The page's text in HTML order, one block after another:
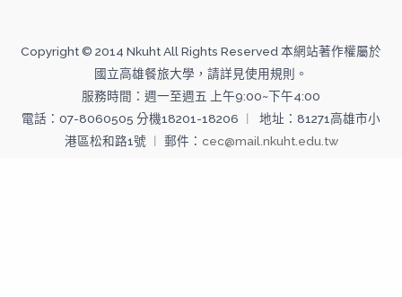
Copyright © 2014 Nkuht All Rights Reserved 本網站著作權屬於
國立高雄餐旅大學，請詳見使用規則。
服務時間：週一至週五 上午9:00~下午4:00
電話：07-8060505 分機18201-18206 ︱ 地址：81271高雄市小
港區松和路1號 ︱ 郵件： cec@mail.nkuht.edu.tw